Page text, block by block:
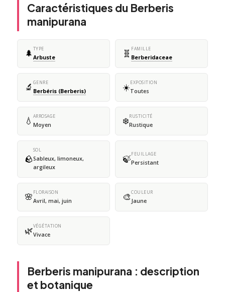
Caractéristiques du Berberis
manipurana
🌲 TYPE
Arbuste 🧬 FAMILLE
Berberidaceae
🔬 GENRE
Berbéris (Berberis) ☀️EXPOSITION
Toutes
💧 ARROSAGE
Moyen ❄️RUSTICITÉ
Rustique
🪨
SOL
Sableux, limoneux,
argileux
🍃FEUILLAGE
Persistant
🌸 FLORAISON
Avril, mai, juin 🎨COULEUR
Jaune
🌿VÉGÉTATION
Vivace
Berberis manipurana : description
et botanique